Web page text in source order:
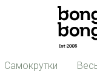
Самокрутки